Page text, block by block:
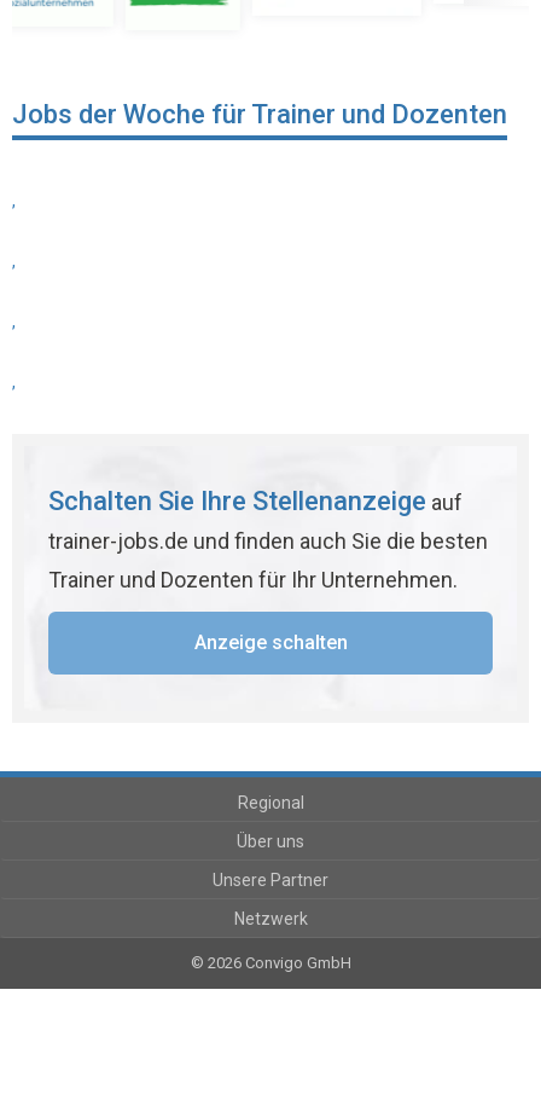
Jobs der Woche für Trainer und Dozenten
,
,
,
,
Schalten Sie Ihre Stellenanzeige auf
trainer-jobs.de und finden auch Sie die besten
Trainer und Dozenten für Ihr Unternehmen.
Anzeige schalten
Regional
Über uns
Unsere Partner
Netzwerk
© 2026 Convigo GmbH